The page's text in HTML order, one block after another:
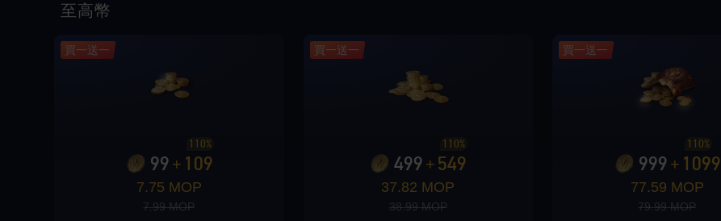
至高幣
買一送一
99 + 109
110%
7.75 MOP
7.99 MOP
買一送一
499 + 549
110%
37.82 MOP
38.99 MOP
買一送一
999 + 1099
110%
77.59 MOP
79.99 MOP